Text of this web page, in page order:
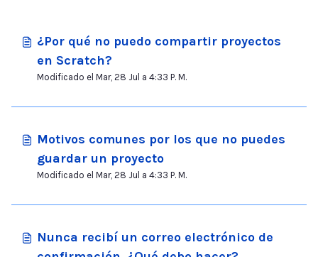
¿Por qué no puedo compartir proyectos
en Scratch?
Modificado el Mar, 28 Jul a 4:33 P. M.
Motivos comunes por los que no puedes
guardar un proyecto
Modificado el Mar, 28 Jul a 4:33 P. M.
Nunca recibí un correo electrónico de